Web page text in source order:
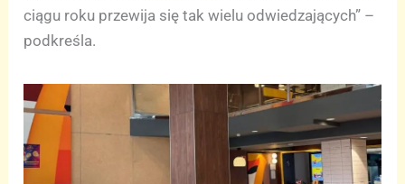
ciągu roku przewija się tak wielu odwiedzających” –
podkreśla.